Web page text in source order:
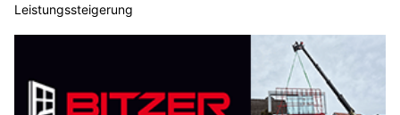
Leistungssteigerung